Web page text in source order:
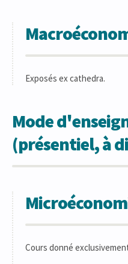
Exposés ex cathedra.
Mode
(présentiel, à
Cours donné